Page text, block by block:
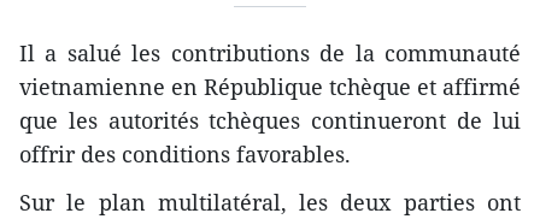
Il a salué les contributions de la communauté
vietnamienne en République tchèque et affirmé
que les autorités tchèques continueront de lui
offrir des conditions favorables.
Sur le plan multilatéral, les deux parties ont